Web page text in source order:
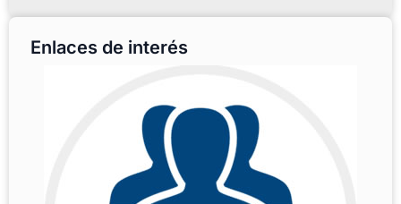
Enlaces de interés